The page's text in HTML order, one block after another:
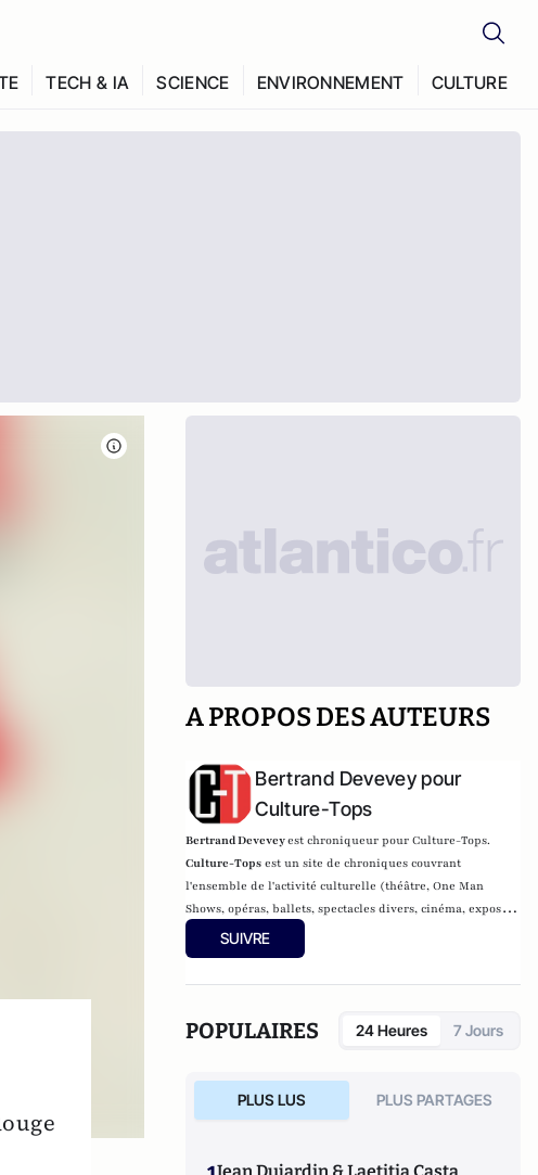
TECH & IA SCIENCE ENVIRONNEMENT CULTURE
A PROPOS DES AUTEURS
Bertrand Devevey pour
Culture-Tops
Bertrand Deveveyest chroniqueur pour Culture-Tops.
Culture-Tops est un site de chroniques couvrant
l'ensemble de l'activité culturelle (théâtre, One Man
Shows, opéras, ballets, spectacles divers, cinéma, expos,
livres, etc.).
SUIVRE
POPULAIRES 24 Heures 7 Jours
PLUS LUS PLUS PARTAGES